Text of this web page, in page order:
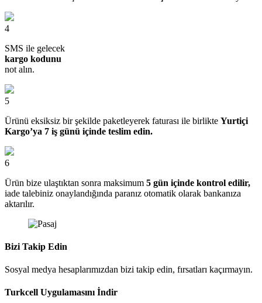
4
SMS ile gelecek
kargo kodunu
not alın.
5
Ürünü eksiksiz bir şekilde paketleyerek faturası ile birlikte Yurtiçi
Kargo’ya 7 iş günü içinde teslim edin.
6
Ürün bize ulaştıktan sonra maksimum 5 gün içinde kontrol edilir,
iade talebiniz onaylandığında paranız otomatik olarak bankanıza
aktarılır.
Bizi Takip Edin
Sosyal medya hesaplarımızdan bizi takip edin, fırsatları kaçırmayın.
Turkcell Uygulamasını İndir